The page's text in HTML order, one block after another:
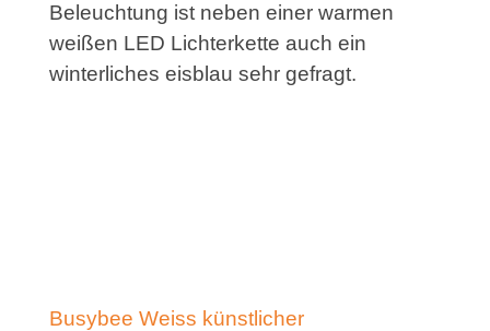
Beleuchtung ist neben einer warmen
weißen LED Lichterkette auch ein
winterliches eisblau sehr gefragt.
Busybee Weiss künstlicher